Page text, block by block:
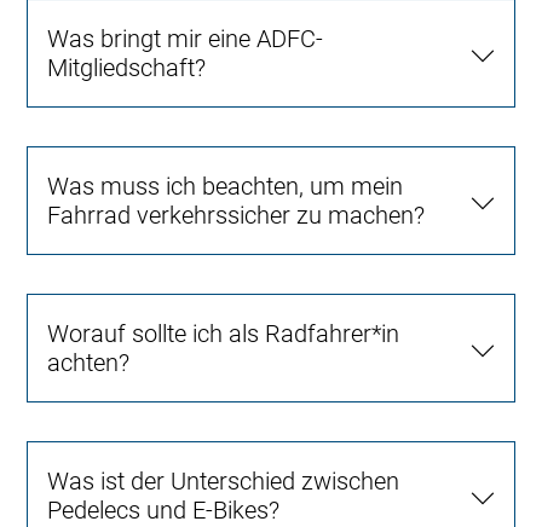
Was bringt mir eine ADFC-
Mitgliedschaft?
Was muss ich beachten, um mein
Fahrrad verkehrssicher zu machen?
Worauf sollte ich als Radfahrer*in
achten?
Was ist der Unterschied zwischen
Pedelecs und E-Bikes?